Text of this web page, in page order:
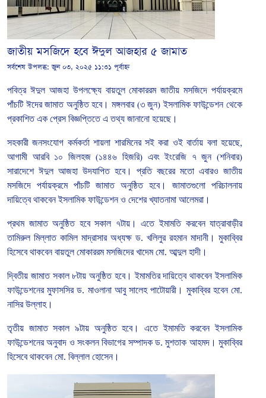
জাতীয় মসজিদে হবে ঈদুল আজহার ৫ জামাত
সর্বশেষ উপলব্ধ:জুন ০৩, ২০২৫ ১১:৩১ পূর্বাহ্ন
পবিত্র ঈদুল আজহা উপলক্ষ্যে বায়তুল মোকাররম জাতীয় মসজিদে পর্যায়ক্রমে
পাঁচটি ঈদের জামাত অনুষ্ঠিত হবে। মঙ্গলবার(৩ জুন)ইসলামিক ফাউন্ডেশন থেকে
প্রকাশিত এক প্রেস বিজ্ঞপ্তিতে এ তথ্য জানানো হয়েছে।
সহকারী জনসংযোগ কর্মকর্তা শায়লা শারমিনের সই করা ওই বার্তায় বলা হয়েছে,
আগামী আরবি ১০ জিলহজ(১৪৪৬ হিজরি) এবং ইংরেজি ৭ জুন(শনিবার)
সারাদেশে ঈদুল আজহা উদযাপিত হবে। প্রতি বছরের মতো এবারও জাতীয়
মসজিদে পর্যায়ক্রমে পাঁচটি জামাত অনুষ্ঠিত হবে। জামাতগুলো পরিচালনায়
দায়িত্বে থাকবেন ইসলামিক ফাউন্ডেশন ও দেশের খ্যাতনামা আলেমরা।
প্রথম জামাত অনুষ্ঠিত হবে সকাল ৭টায়। এতে ইমামতি করবেন যাত্রাবাড়ীর
তামিরুল মিল্লাত কামিল মাদ্রাসার অধ্যক্ষ ড. খলিলুর রহমান মাদানী। মুকাব্বির
হিসেবে থাকবেন বায়তুল মোকাররম মসজিদের খাদেম মো. আব্দুল হাদী।
দ্বিতীয় জামাত সকাল ৮টায় অনুষ্ঠিত হবে। ইমামতির দায়িত্বে থাকবেন ইসলামিক
ফাউন্ডেশনের মুফাসসির ড. মাওলানা আবু সালেহ পাটোয়ারী। মুকাব্বির হবেন মো.
নাসির উল্লাহ।
তৃতীয় জামাত সকাল ৯টায় অনুষ্ঠিত হবে। এতে ইমামতি করবেন ইসলামিক
ফাউন্ডেশনের অনুবাদ ও সংকলন বিভাগের সম্পাদক ড.মুশতাক আহমদ। মুকাব্বির
হিসেবে থাকবেন মো. বিল্লাল হোসেন।